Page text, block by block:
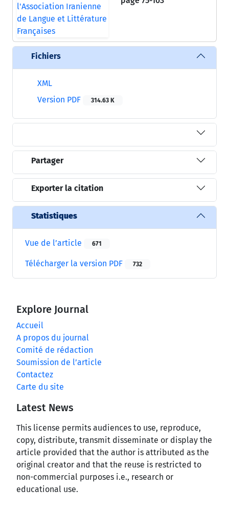
Fichiers
XML
Version PDF
314.63 K
Partager
Exporter la citation
Statistiques
Vue de l’article 671
Télécharger la version PDF 732
Explore Journal
Accueil
A propos du journal
Comité de rédaction
Soumission de l’article
Contactez
Carte du site
Latest News
This license permits audiences to use, reproduce,
copy, distribute, transmit disseminate or display the
article provided that the author is attributed as the
original creator and that the reuse is restricted to
non-commercial purposes i.e., research or
educational use.